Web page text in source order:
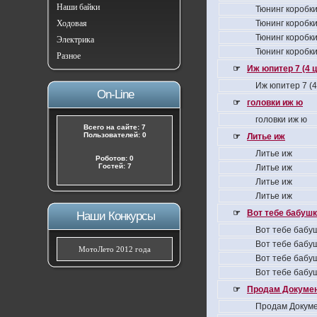
Наши байки
Ходовая
Электрика
Разное
On-Line
Всего на сайте: 7
Пользователей: 0
Роботов: 0
Гостей: 7
Наши Конкурсы
МотоЛето 2012 года
Тюнинг
Тюнинг
Тюнинг
Тюнинг
☞
Иж юпитер 7 (4
Иж юпитер 7
☞
головки иж ю
головки иж ю
☞
Литье иж
Литье иж
Литье иж
Литье иж
Литье иж
☞
Вот тебе
Вот тебе
Вот тебе
Вот тебе
Вот тебе
☞
Продам
Продам